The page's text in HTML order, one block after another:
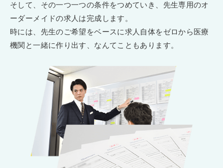
そして、その一つ一つの条件をつめていき、先生専用のオ
ーダーメイドの求人は完成します。
時には、先生のご希望をベースに求人自体をゼロから医療
機関と一緒に作り出す、なんてこともあります。